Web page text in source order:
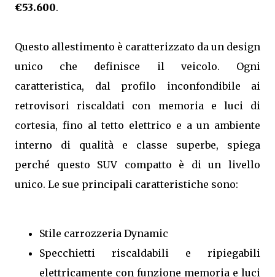
€53.600.
Questo allestimento è caratterizzato da un design
unico che definisce il veicolo. Ogni
caratteristica, dal profilo inconfondibile ai
retrovisori riscaldati con memoria e luci di
cortesia, fino al tetto elettrico e a un ambiente
interno di qualità e classe superbe, spiega
perché questo SUV compatto è di un livello
unico. Le sue principali caratteristiche sono:
Stile carrozzeria Dynamic
Specchietti riscaldabili e ripiegabili
elettricamente con funzione memoria e luci